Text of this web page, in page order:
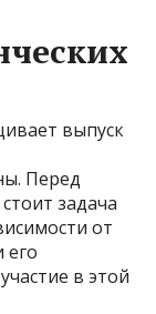
выпуск
Перед
задача
от
его
в этой